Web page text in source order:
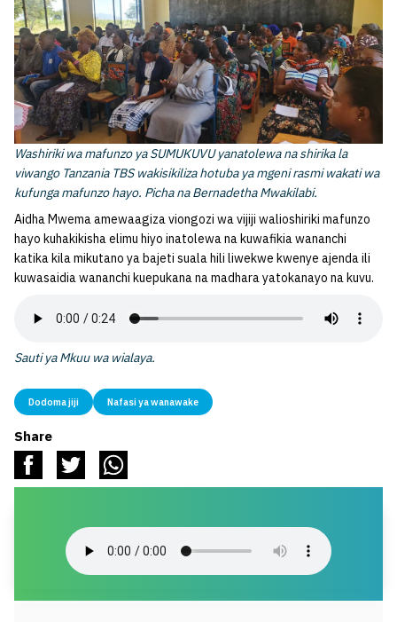
Washiriki wa mafunzo ya SUMUKUVU yanatolewa na shirika la
viwango Tanzania TBS wakisikiliza hotuba ya mgeni rasmi wakati wa
kufunga mafunzo hayo. Picha na Bernadetha Mwakilabi.
Aidha Mwema amewaagiza viongozi wa vijiji walioshiriki mafunzo
hayo kuhakikisha elimu hiyo inatolewa na kuwafikia wananchi
katika kila mikutano ya bajeti suala hili liwekwe kwenye ajenda ili
kuwasaidia wananchi kuepukana na madhara yatokanayo na kuvu.
Sauti ya Mkuu wa wialaya.
Dodoma jiji Nafasi ya wanawake
Share